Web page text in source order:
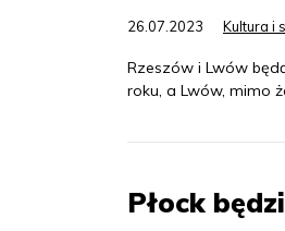
26.07.2023 Kultura i
Rzeszów i Lwów
roku, a Lwów, mimo
Płock